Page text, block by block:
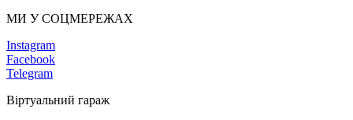
МИ У СОЦМЕРЕЖАХ
Instagram
Facebook
Telegram
Віртуальний гараж